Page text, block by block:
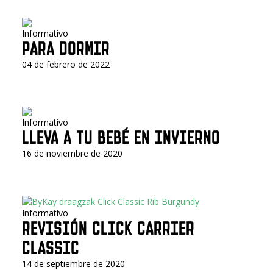
Informativo
PARA DORMIR
04 de febrero de 2022
Informativo
LLEVA A TU BEBÉ EN INVIERNO
16 de noviembre de 2020
Informativo
REVISIÓN CLICK CARRIER
CLASSIC
14 de septiembre de 2020